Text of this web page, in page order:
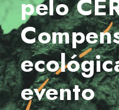
pelo
evento